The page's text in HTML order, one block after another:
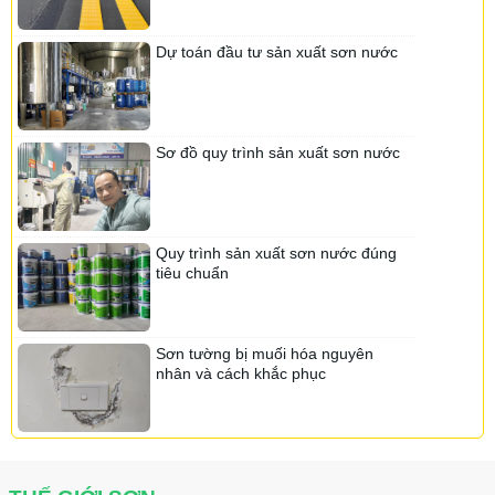
Sơn Inda
Sơn Koryo
Sơn Suposhield
Sơn Roofing
Sơn Ase
Sơn Tacata
Sơn Nanogold
Sơn Fujisu
Sơn Linviss
Sơn Kojada
Sơn ialech
Sơn Onpex
Sơn Navy
Sơn Chemtec
Sơn Vippotex
Sơn Senpec
Sơn Lotte
Dự toán đầu tư sản xuất sơn nước
Sơ đồ quy trình sản xuất sơn nước
Quy trình sản xuất sơn nước đúng
tiêu chuẩn
Sơn tường bị muối hóa nguyên
nhân và cách khắc phục